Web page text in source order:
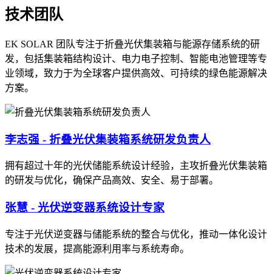
技术团队
EK SOLAR 团队专注于折叠光伏集装箱与能源存储系统的研
发，包括集装箱结构设计、电力电子控制、智能电池管理等专
业领域，致力于为全球客户提供高效、可持续的绿色能源解决
方案。
李志强 - 折叠光伏集装箱系统研发负责人
拥有超过十年的光伏储能系统设计经验，主攻折叠光伏集装箱
的研发与优化，确保产品高效、安全、易于部署。
张慧 - 光伏逆变器系统设计专家
专注于光伏逆变器与储能系统的整合与优化，推动一体化设计
技术的发展，提高能源利用率与系统寿命。